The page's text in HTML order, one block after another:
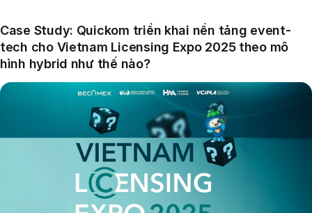
Case Study: Quickom triển khai nền tảng event-
tech cho Vietnam Licensing Expo 2025 theo mô
hình hybrid như thế nào?